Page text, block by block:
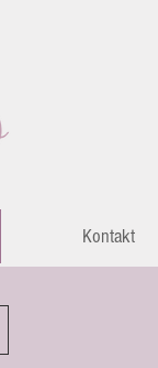
Kontakt